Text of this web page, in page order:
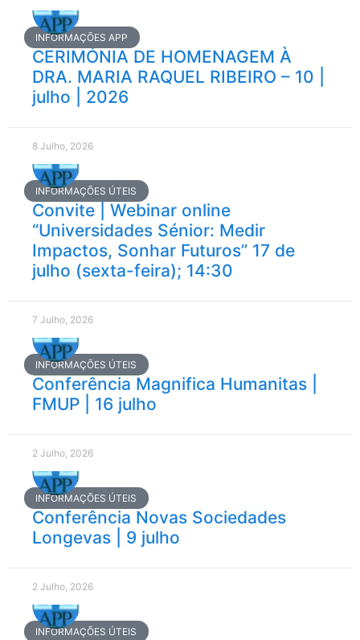
INFORMAÇÕES APP
CERIMÓNIA DE HOMENAGEM À
DRA. MARIA RAQUEL RIBEIRO – 10 |
julho | 2026
8 Julho, 2026
INFORMAÇÕES ÚTEIS
Convite | Webinar online
“Universidades Sénior: Medir
Impactos, Sonhar Futuros” 17 de
julho (sexta-feira); 14:30
7 Julho, 2026
INFORMAÇÕES ÚTEIS
Conferência Magnifica Humanitas |
FMUP | 16 julho
2 Julho, 2026
INFORMAÇÕES ÚTEIS
Conferência Novas Sociedades
Longevas | 9 julho
2 Julho, 2026
INFORMAÇÕES ÚTEIS